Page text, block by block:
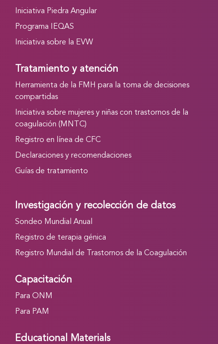
Iniciativa Piedra Angular
Programa IEQAS
Iniciativa sobre la EVW
Tratamiento y atención
Herramienta de la FMH para la toma de decisiones
compartidas
Iniciativa sobre mujeres y niñas con trastornos de la
coagulación (MNTC)
Registro en línea de CFC
Declaraciones y recomendaciones
Guías de tratamiento
Investigación y recolección de datos
Sondeo Mundial Anual
Registro de terapia génica
Registro Mundial de Trastornos de la Coagulación
Capacitación
Para ONM
Para PAM
Educational Materials